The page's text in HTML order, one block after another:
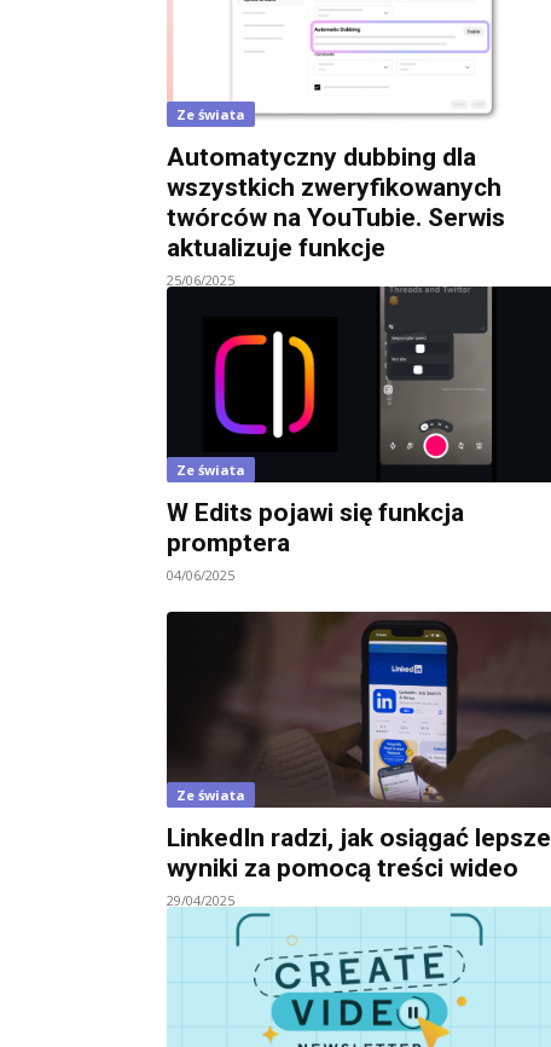
Ze świata
Automatyczny dubbing dla
wszystkich zweryfikowanych
twórców na YouTubie. Serwis
aktualizuje funkcje
25/06/2025
Ze świata
W Edits pojawi się funkcja
promptera
04/06/2025
Ze świata
LinkedIn radzi, jak osiągać lepsze
wyniki za pomocą treści wideo
29/04/2025